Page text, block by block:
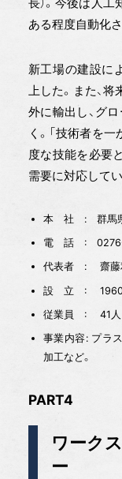
ある程度自動化
新工場の建設に
上した。また、
外に輸出し、グ
く。「技術者を
度な技能を必要
需要に対応してい
本 社 : 群馬県
電 話 : 0276-
代表者 : 齋藤
設 立 : 1960
従業員 : 41人
事業内容: プラ
加工など。
PART4
ワーク
ー